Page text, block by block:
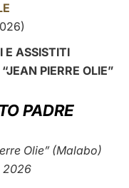
E ASSISTITI
PIERRE OLIE”
PADRE
Olie” (Malabo)
2026